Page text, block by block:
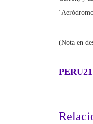
(Nota en
PERU21